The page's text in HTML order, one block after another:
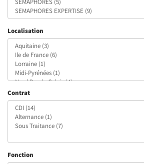
Localisation
Contrat
Fonction